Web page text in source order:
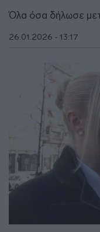
Όλα όσα δήλωσε
26.01.2026 - 13:17